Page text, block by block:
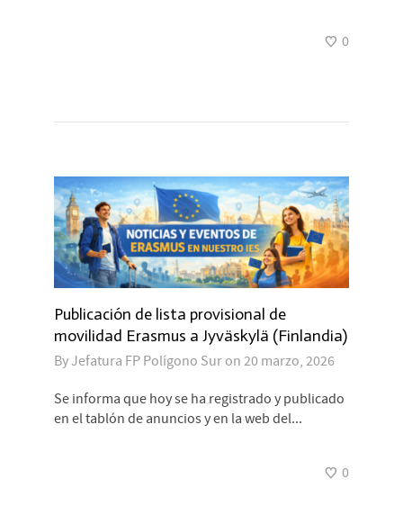
0
Publicación de lista provisional de
movilidad Erasmus a Jyväskylä (Finlandia)
ByJefatura FP Polígono Sur on 20 marzo, 2026
Se informa que hoy se ha registrado y publicado
en el tablón de anuncios y en la web del...
0